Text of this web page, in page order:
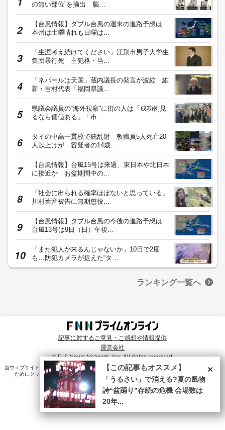
の無い部位”を摘出 脳…
【台風情報】ダブル台風の週末の進路予想は
本州は土曜晴れも日曜は…
「生涯考え続けてください」江別市男子大学生
集団暴行死 主犯格・当…
「ネパールは天国」蔵内議長の発言が波紋 維
新・吉村代表「福岡県議…
県議会議員の“海外視察”に街の人は「成功例見
るなら価値ある」「市…
タイの中高一貫校で銃乱射 教職員5人死亡20
人以上けが 容疑者の14歳…
【台風情報】台風15号は来週、東日本や北日本
に接近か お盆期間中の…
「社会に出られる確率ほぼないと思っている」
川村葉音被告に無期懲役…
【台風情報】ダブル台風の今後の進路予想は
台風13号は9日（日）午後…
「また犯人が来るんじゃないか」10日で2度
も…防犯カメラが捉えた“タ…
ランキング一覧へ
記事に対するご意見・ご感想や情報提供
運営会社
© Fuji News Network, Inc. All rights reserved.
当ウェブサイトでは、ユーザのニーズ・興味・関⼼に合致したコンテンツや広告配信を提供する
ためにクッキーを使⽤しています。詳細は、
プライバシーポリシー をご確認ください。×
【この記事もオススメ】
「うるさい」で消える?夏の風物
詩“盆踊り”存続の危機 会場数は
20年...